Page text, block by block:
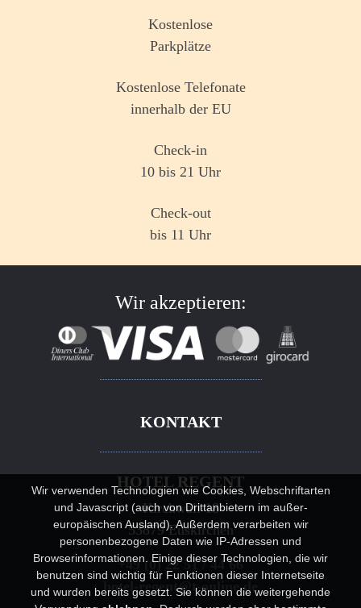
Kostenlose
Parkplätze
Kostenlose Telefonate
innerhalb der EU
Check-in
10 bis 21 Uhr
Check-out
bis 11 Uhr
Wir akzeptieren:
KONTAKT
HOTEL REGENT
Kirchwall 18
53879 Euskirchen
+49 (0) 22 51 / 44 66
hotel-regent@t-online.de
Wir verwenden Technologien wie Cookies, Webschriftarten
und Javascript (auch von Drittanbietern im außer-
europäischen Ausland). Außerdem verarbeiten wir
personenbezogene Daten wie IP-Adressen und
Browserinformationen. Einige dieser Technologien, die wir
benutzen sind wichtig für Funktionen dieser Internetseite
und wurden bereits gesetzt. Sie können die weitergehende